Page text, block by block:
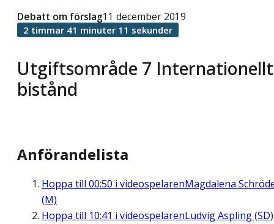
Utgiftsområde 7 Internationellt
bistånd
Debatt om förslag11 december 2019
2 timmar 41 minuter 11 sekunder
Anförandelista
Hoppa till 00:50 i videospelarenMagdalena
(M)
Hoppa till 10:41 i videospelarenLudvig Aspling (SD)